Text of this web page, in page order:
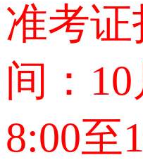
准考
间：10
8:00至